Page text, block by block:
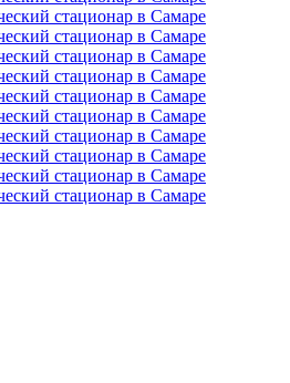
стационар в Самаре
стационар в Самаре
стационар в Самаре
стационар в Самаре
стационар в Самаре
стационар в Самаре
стационар в Самаре
стационар в Самаре
стационар в Самаре
стационар в Самаре